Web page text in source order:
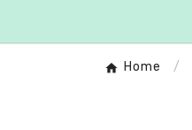
Home